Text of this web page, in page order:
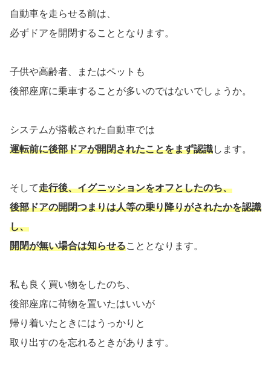
自動車を走らせる前は、
必ずドアを開閉することとなります。
子供や高齢者、またはペットも
後部座席に乗車することが多いのではないでしょうか。
システムが搭載された自動車では
運転前に後部ドアが開閉されたことをまず認識します。
そして走行後、イグニッションをオフとしたのち、
後部ドアの開閉つまりは人等の乗り降りがされたかを認識
し、
開閉が無い場合は知らせることとなります。
私も良く買い物をしたのち、
後部座席に荷物を置いたはいいが
帰り着いたときにはうっかりと
取り出すのを忘れるときがあります。